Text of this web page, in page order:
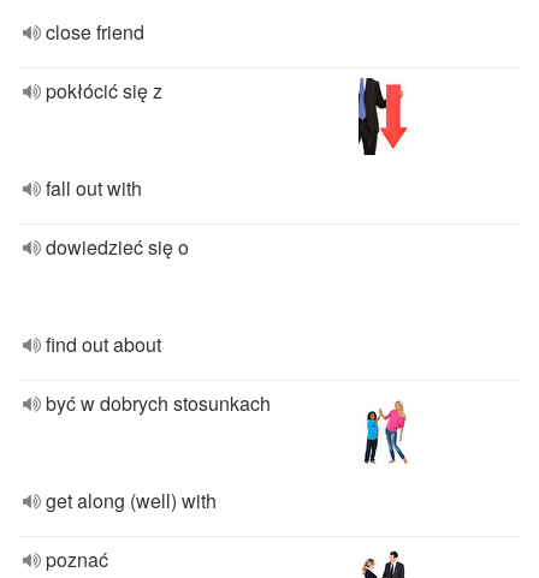
close friend
pokłócić się z
fall out with
dowiedzieć się o
find out about
być w dobrych stosunkach
get along (well) with
poznać